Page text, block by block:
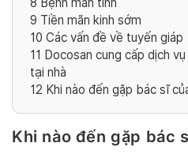
9 Tiền mãn kinh sớm
10 Các vấn đề về tuyến giáp
11 Docosan cung cấp dịch
tại nhà
12 Khi nào đến gặp bác sĩ
Khi nào đến gặp bác